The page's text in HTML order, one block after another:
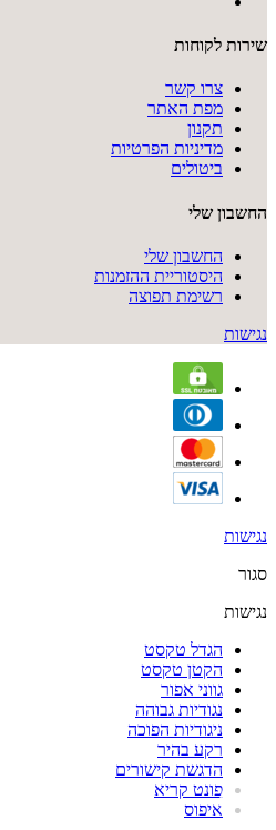
שירות לקוחות
צרו קשר
מפת האתר
תקנון
מדיניות הפרטיות
ביטולים
החשבון שלי
החשבון שלי
היסטוריית ההזמנות
רשימת תפוצה
נגישות
נגישות
סגור
נגישות
הגדל טקסט
הקטן טקסט
גווני אפור
נגודיות גבוהה
ניגודיות הפוכה
רקע בהיר
הדגשת קישורים
פונט קריא
איפוס